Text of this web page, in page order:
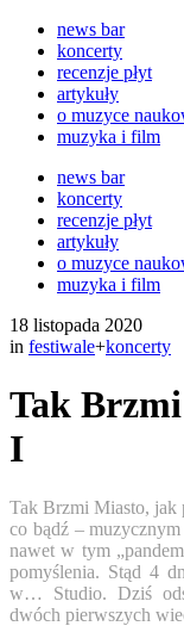
news bar
koncerty
recenzje płyt
artykuły
o muzyce
muzyka i film
news bar
koncerty
recenzje płyt
artykuły
o muzyce
muzyka i film
18 listopada 2020
in festiwale+koncerty
Tak
I
Tak Brzmi Miasto, jak
co bądź –
nawet w tym
pomyślenia. Stąd 4
w… Studio. Dziś
dwóch pierwszych